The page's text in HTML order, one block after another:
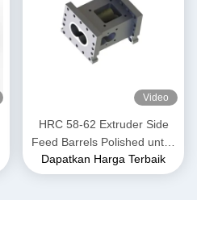
Video
HRC 58-62 Extruder Side
Feed Barrels Polished untuk
Industri Pangan dan Pangan
Dapatkan Harga Terbaik